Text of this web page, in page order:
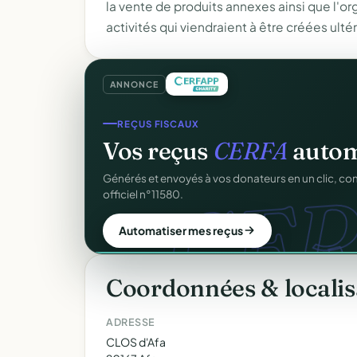
la vente de produits annexes ainsi que
activités qui viendraient à être créées
ANNONCE
REÇUS FISCAUX
Vos reçus CERFA
Générés et envoyés à vos donateurs en un clic,
officiel n°11580.
Automatiser mes reçus
CRM ASSOCIATIF
UnCRM completpour
Fiches donateurs, historique des dons, relances,
fichiers Excel.
Découvrir le CRM gratuit
Coordonnées &
ADRESSE
CLOS d'Afa